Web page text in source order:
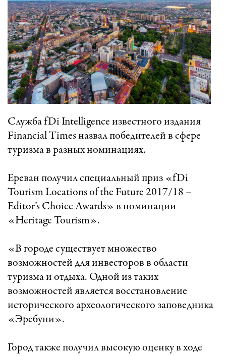
Служба fDi Intelligence известного издания
Financial Times назвал победителей в сфере
туризма в разных номинациях.
Ереван получил специальный приз «fDi
Tourism Locations of the Future 2017/18 –
Editor’s Choice Awards» в номинации
«Heritage Tourism».
«В городе существует множество
возможностей для инвесторов в области
туризма и отдыха. Одной из таких
возможностей является восстановление
исторического археологического заповедника
«Эребуни».
Город также получил высокую оценку в ходе